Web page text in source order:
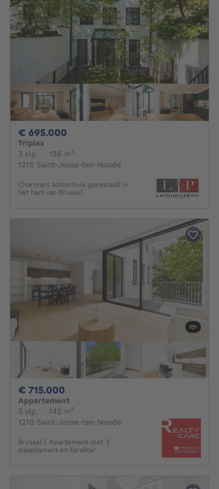
€ 695.000
Triplex
3 slp. 3 slaapkamers
· 138 m²
1210 Saint-Josse-ten-Noode
Charmant achterhuis genesteld in
het hart van Brussel
€ 715.000
Appartement
3 slp. 3 slaapkamers
· 142 m²
1210 Saint-Josse-ten-Noode
Brussel | Apartement met 3
slaapkamers en karakter